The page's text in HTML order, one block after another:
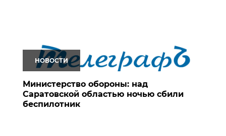
НОВОСТИ
Министерство обороны: над
Саратовской областью ночью сбили
беспилотник